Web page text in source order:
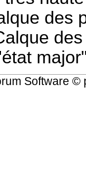
des
Software ©